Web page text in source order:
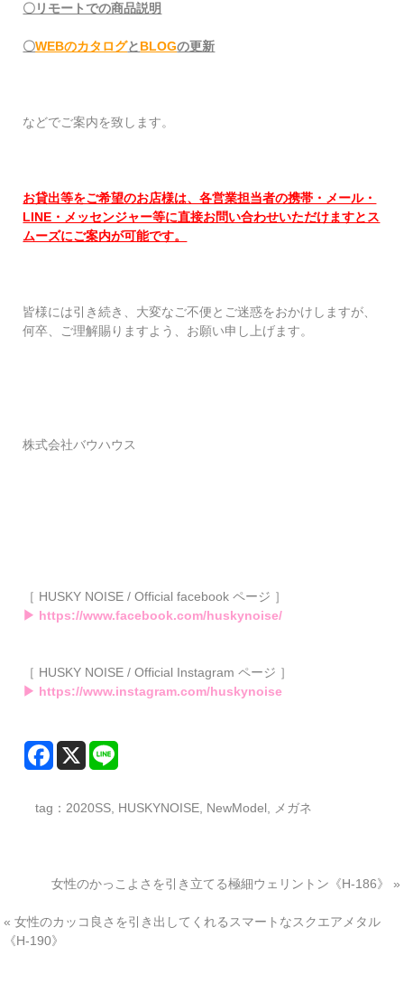
〇リモートでの商品説明
〇WEBのカタログとBLOGの更新
などでご案内を致します。
お貸出等をご希望のお店様は、各営業担当者の携帯・メール・
LINE・メッセンジャー等に直接お問い合わせいただけますとス
ムーズにご案内が可能です。
皆様には引き続き、大変なご不便とご迷惑をおかけしますが、
何卒、ご理解賜りますよう、お願い申し上げます。
株式会社バウハウス
［ HUSKY NOISE / Official facebook ページ ］
▶ https://www.facebook.com/huskynoise/
［ HUSKY NOISE / Official Instagram ページ ］
▶ https://www.instagram.com/huskynoise
tag： 2020SS HUSKYNOISE NewModel メガネ
女性のかっこよさを引き立てる極細ウェリントン《H-186》 »
«女性のカッコ良さを引き出してくれるスマートなスクエアメタル
《H-190》